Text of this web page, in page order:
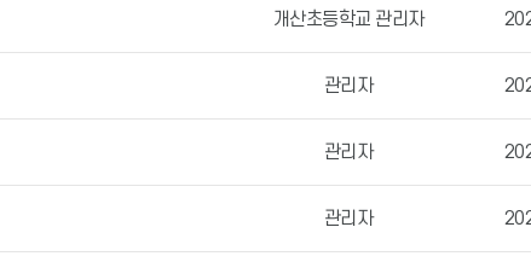
개산초등학교 관리자
관리자
관리자
관리자